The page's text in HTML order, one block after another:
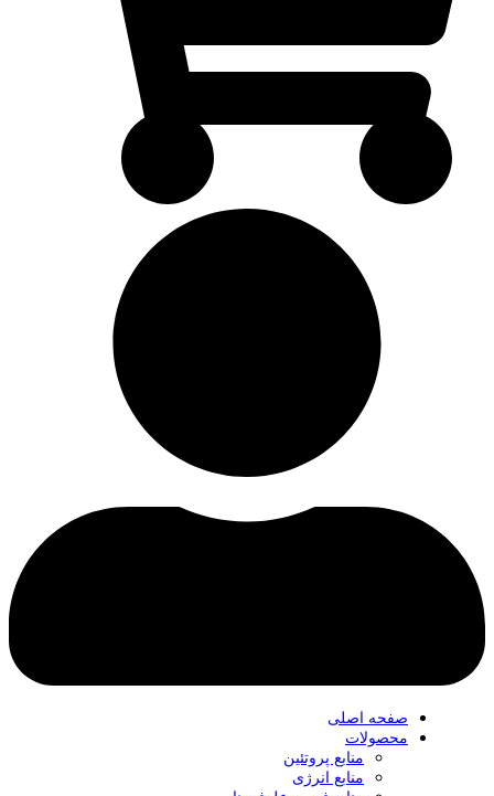
صفحه اصلی
محصولات
منابع پروتئین
منابع انرژی